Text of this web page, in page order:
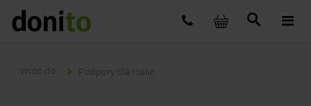
Podpory dla roślin